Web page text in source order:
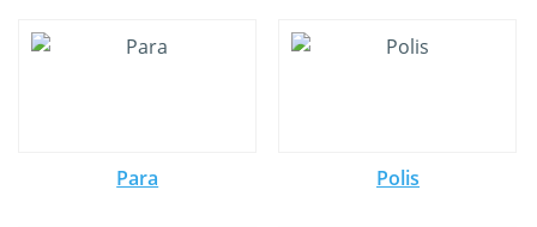
Para Polis